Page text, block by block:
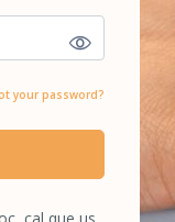
your password?